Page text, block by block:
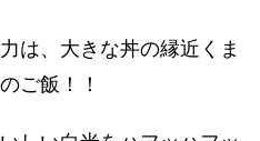
は、大きな丼の縁近くま
ご飯！！